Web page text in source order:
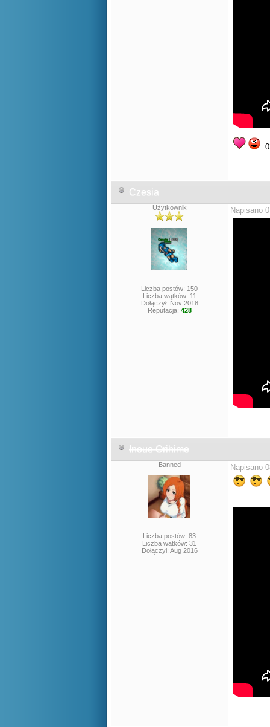
Czesia
Użytkownik
Liczba postów: 150
Liczba wątków: 11
Dołączył: Nov 2018
Reputacja: 428
Napisano
Inoue Orihime
Banned
Liczba postów: 83
Liczba wątków: 31
Dołączył: Aug 2016
Napisano